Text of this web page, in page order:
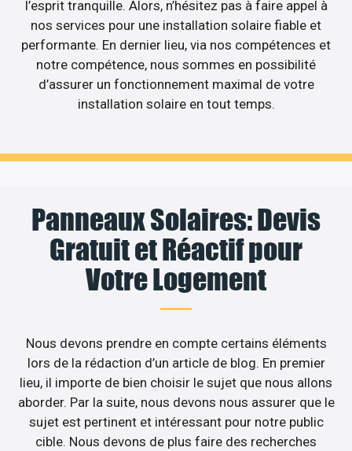
l’esprit tranquille. Alors, n’hésitez pas à faire appel à
nos services pour une installation solaire fiable et
performante. En dernier lieu, via nos compétences et
notre compétence, nous sommes en possibilité
d’assurer un fonctionnement maximal de votre
installation solaire en tout temps.
Panneaux Solaires: Devis
Gratuit et Réactif pour
Votre Logement
Nous devons prendre en compte certains éléments
lors de la rédaction d’un article de blog. En premier
lieu, il importe de bien choisir le sujet que nous allons
aborder. Par la suite, nous devons nous assurer que le
sujet est pertinent et intéressant pour notre public
cible. Nous devons de plus faire des recherches